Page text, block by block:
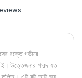
রক্তে গভীরে
উত্তেজনার পারদ যত